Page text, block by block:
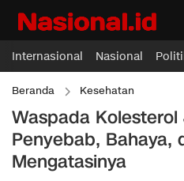
Internasional Nasional
Beranda Kesehatan
Waspada
Penyebab, Bahaya,
Mengatasinya